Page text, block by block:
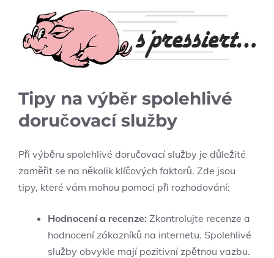
Tipy na výběr ‌spolehlivé
doručovací služby
Při výběru spolehlivé doručovací služby je důležité
zaměřit se na několik⁢ klíčových faktorů. Zde⁣ jsou
tipy, které vám‌ mohou pomoci při rozhodování:
Hodnocení a recenze: Zkontrolujte recenze a
‌hodnocení⁢ zákazníků na internetu. Spolehlivé
služby obvykle mají pozitivní zpětnou vazbu.